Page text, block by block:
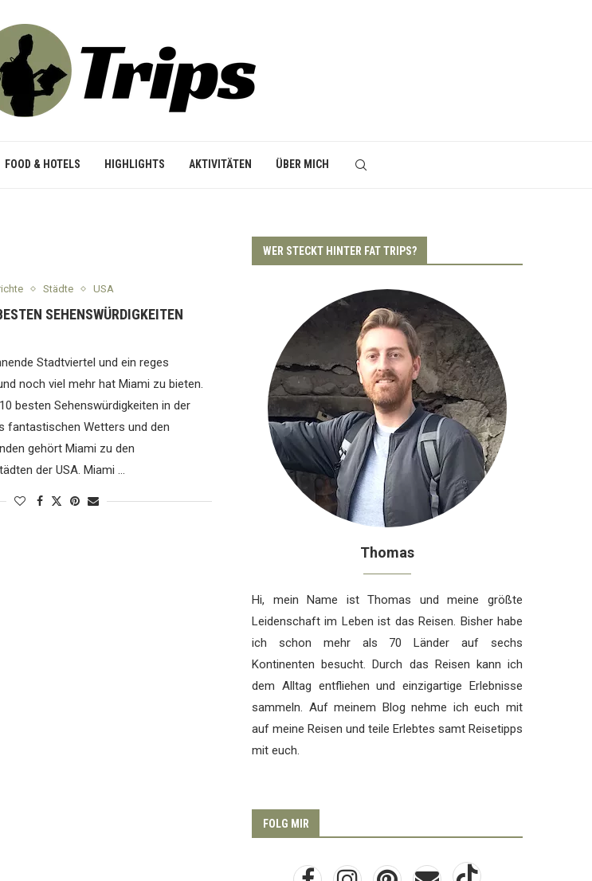
FOOD & HOTELS HIGHLIGHTS AKTIVITÄTEN ÜBER MICH
Städte USA
SEHENSWÜRDIGKEITEN
Stadtviertel und ein reges
noch viel mehr hat Miami zu bieten.
besten Sehenswürdigkeiten in der
fantastischen Wetters und den
gehört Miami zu den
der USA. Miami …
WER STECKT HINTER FAT TRIPS?
Thomas
Hi, mein Name ist Thomas und meine größte
Leidenschaft im Leben ist das Reisen. Bisher habe
ich schon mehr als 70 Länder auf sechs
Kontinenten besucht. Durch das Reisen kann ich
dem Alltag entfliehen und einzigartige Erlebnisse
sammeln. Auf meinem Blog nehme ich euch mit
auf meine Reisen und teile Erlebtes samt Reisetipps
mit euch.
FOLG MIR